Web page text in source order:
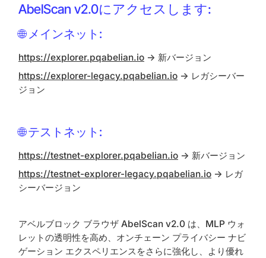
AbelScan v2.0にアクセスします:
🌐 メインネット:
https://explorer.pqabelian.io→ 新バージョン
https://explorer-legacy.pqabelian.io→ レガシーバー
ジョン
🌐 テストネット:
https://testnet-explorer.pqabelian.io→ 新バージョン
https://testnet-explorer-legacy.pqabelian.io→ レガ
シーバージョン
アベルブロック ブラウザ AbelScan v2.0 は、MLP ウォ
レットの透明性を高め、オンチェーン プライバシー ナビ
ゲーション エクスペリエンスをさらに強化し、より優れ